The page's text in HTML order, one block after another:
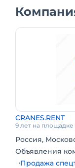
системами
CRANES.RENT
9 лет на площадке
Россия,
Объявления
Продажа